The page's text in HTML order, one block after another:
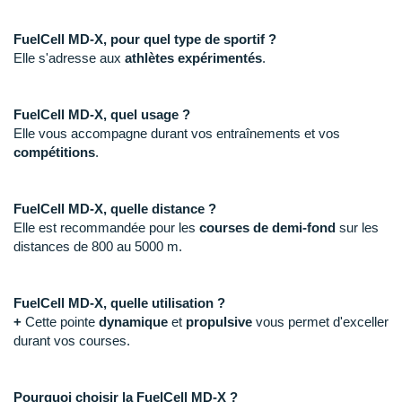
FuelCell MD-X, pour quel type de sportif ?
Elle s'adresse aux athlètes expérimentés.
FuelCell MD-X, quel usage ?
Elle vous accompagne durant vos entraînements et vos
compétitions.
FuelCell MD-X, quelle distance ?
Elle est recommandée pour les courses de demi-fond sur les
distances de 800 au 5000 m.
FuelCell MD-X, quelle utilisation ?
+ Cette pointe dynamique et propulsive vous permet d'exceller
durant vos courses.
Pourquoi choisir la FuelCell MD-X ?
DÉSTOCKAGE
+ Voir tous lesaccessoires
Nike
Odlo
On-Running
OVERSTIMS
Petzl
Polar